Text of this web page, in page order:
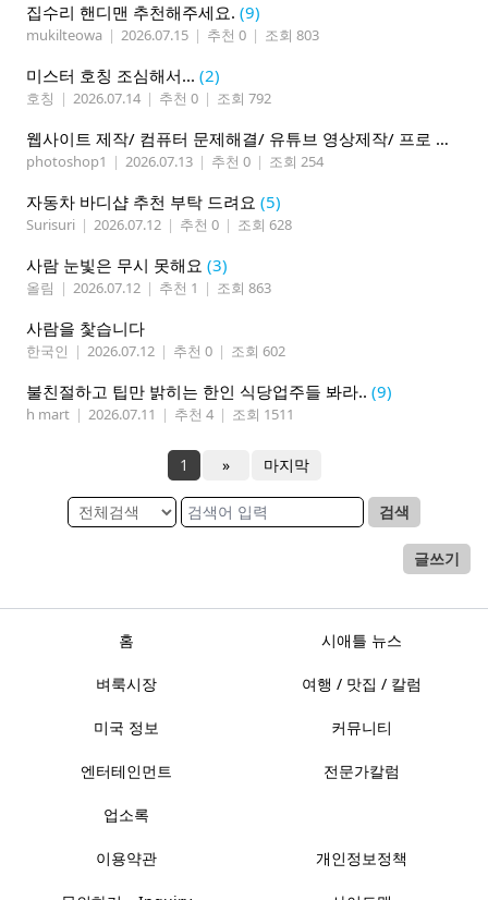
집수리 핸디맨 추천해주세요. (9)
mukilteowa | 2026.07.15 | 추천 0 | 조회 803
미스터 호칭 조심해서... (2)
호칭 | 2026.07.14 | 추천 0 | 조회 792
웹사이트 제작/ 컴퓨터 문제해결/ 유튜브 영상제작/ 프로 사진촬영
photoshop1 | 2026.07.13 | 추천 0 | 조회 254
자동차 바디샵 추천 부탁 드려요 (5)
Surisuri | 2026.07.12 | 추천 0 | 조회 628
사람 눈빛은 무시 못해요 (3)
올림 | 2026.07.12 | 추천 1 | 조회 863
사람을 찿습니다
한국인 | 2026.07.12 | 추천 0 | 조회 602
불친절하고 팁만 밝히는 한인 식당업주들 봐라.. (9)
h mart | 2026.07.11 | 추천 4 | 조회 1511
1 » 마지막
검색
글쓰기
홈 시애틀 뉴스
벼룩시장 여행 / 맛집 / 칼럼
미국 정보 커뮤니티
엔터테인먼트 전문가칼럼
업소록
이용약관 개인정보정책